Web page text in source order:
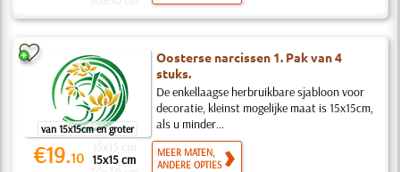
van 15x15cm en groter
Oosterse narcissen 1. Pak van 4
stuks.
De enkellaagse herbruikbare sjabloon voor
decoratie, kleinst mogelijke maat is 15x15cm,
als u minder...
€19.10 15x15 cm
MEER MATEN,
ANDERE OPTIES